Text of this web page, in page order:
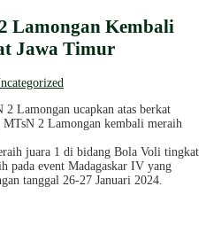
Lamongan Kembali
Jawa Timur
Lamongan ucapkan atas berkat
2 Lamongan kembali meraih
juara 1 di bidang Bola Voli tingkat
pada event Madagaskar IV yang
tanggal 26-27 Januari 2024.